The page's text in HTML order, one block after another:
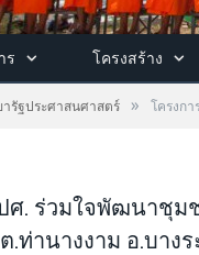
ร โครงสร้าง
ารัฐประศาสนศาสตร์ » โครงก
ศ. ร่วมใจพัฒนาชุ
ท่านางงาม อ.บาง